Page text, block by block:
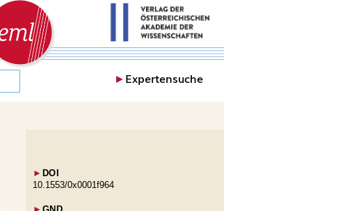
►Expertensuche
► DOI
10.1553/0x0001f964